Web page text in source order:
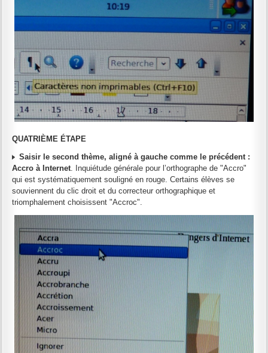
QUATRIÈME ÉTAPE
Saisir le second thème, aligné à gauche comme le précédent :
Accro à Internet. Inquiétude générale pour l’orthographe de "Accro"
qui est systématiquement souligné en rouge. Certains élèves se
souviennent du clic droit et du correcteur orthographique et
triomphalement choisissent "Accroc".